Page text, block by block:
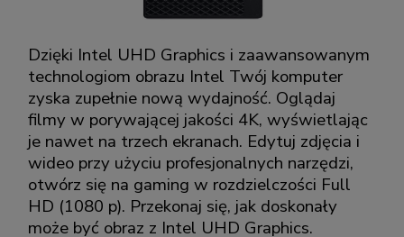
Dzięki Intel UHD Graphics i zaawansowanym
technologiom obrazu Intel Twój komputer
zyska zupełnie nową wydajność. Oglądaj
filmy w porywającej jakości 4K, wyświetlając
je nawet na trzech ekranach. Edytuj zdjęcia i
wideo przy użyciu profesjonalnych narzędzi,
otwórz się na gaming w rozdzielczości Full
HD (1080 p). Przekonaj się, jak doskonały
może być obraz z Intel UHD Graphics.